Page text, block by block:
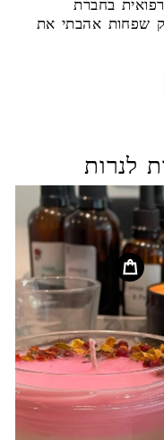
בחברת
שפחות אהבתי את
לנרות